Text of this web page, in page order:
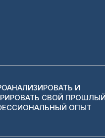
И
СВОЙ ПРОШЛЫЙ
ОПЫТ